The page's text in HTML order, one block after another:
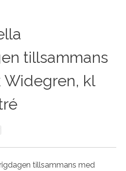
tillsammans
Widegren, kl
tillsammans med